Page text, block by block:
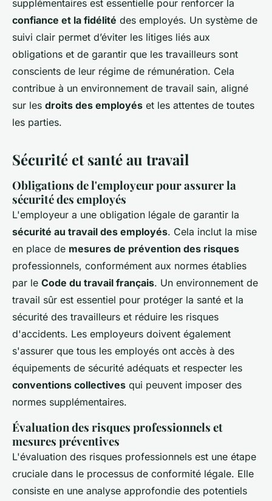
supplémentaires est essentielle pour renforcer la
confiance et la fidélité des employés. Un système de
suivi clair permet d’éviter les litiges liés aux
obligations et de garantir que les travailleurs sont
conscients de leur régime de rémunération. Cela
contribue à un environnement de travail sain, aligné
sur les droits des employés et les attentes de toutes
les parties.
Sécurité et santé au travail
Obligations de l'employeur pour assurer la
sécurité des employés
L'employeur a une obligation légale de garantir la
sécurité au travail des employés. Cela inclut la mise
en place de mesures de prévention des risques
professionnels, conformément aux normes établies
par le Code du travail français. Un environnement de
travail sûr est essentiel pour protéger la santé et la
sécurité des travailleurs et réduire les risques
d'accidents. Les employeurs doivent également
s'assurer que tous les employés ont accès à des
équipements de sécurité adéquats et respecter les
conventions collectives qui peuvent imposer des
normes supplémentaires.
Évaluation des risques professionnels et
mesures préventives
L'évaluation des risques professionnels est une étape
cruciale dans le processus de conformité légale. Elle
consiste en une analyse approfondie des potentiels